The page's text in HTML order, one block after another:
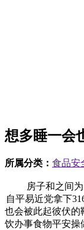
想多睡一会
所属分类： 食品安
房子和之间为了
自平易近党拿下
也会被此起彼伏的
饮办事食物平安操